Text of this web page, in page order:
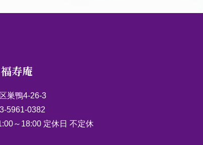
寿庵
巣鴨4-26-3
5961-0382
～18:00 定休日 不定休